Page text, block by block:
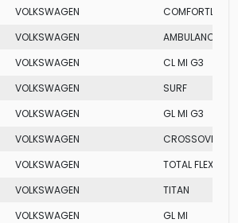
VOLKSWAGEN
COMFORTLINE
VOLKSWAGEN
AMBULANCIA
VOLKSWAGEN
CL MI G3
VOLKSWAGEN
SURF
VOLKSWAGEN
GL MI G3
VOLKSWAGEN
CROSSOVER
VOLKSWAGEN
TOTAL FLEX
VOLKSWAGEN
TITAN
VOLKSWAGEN
GL MI